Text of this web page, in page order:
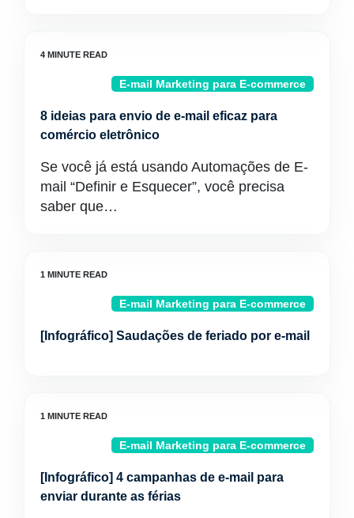
E-mail Marketing para E-commerce
8 ideias para envio de e-mail eficaz para
comércio eletrônico
Se você já está usando Automações de E-
mail “Definir e Esquecer”, você precisa
saber que…
E-mail Marketing para E-commerce
[Infográfico] Saudações de feriado por e-mail
E-mail Marketing para E-commerce
[Infográfico] 4 campanhas de e-mail para
enviar durante as férias